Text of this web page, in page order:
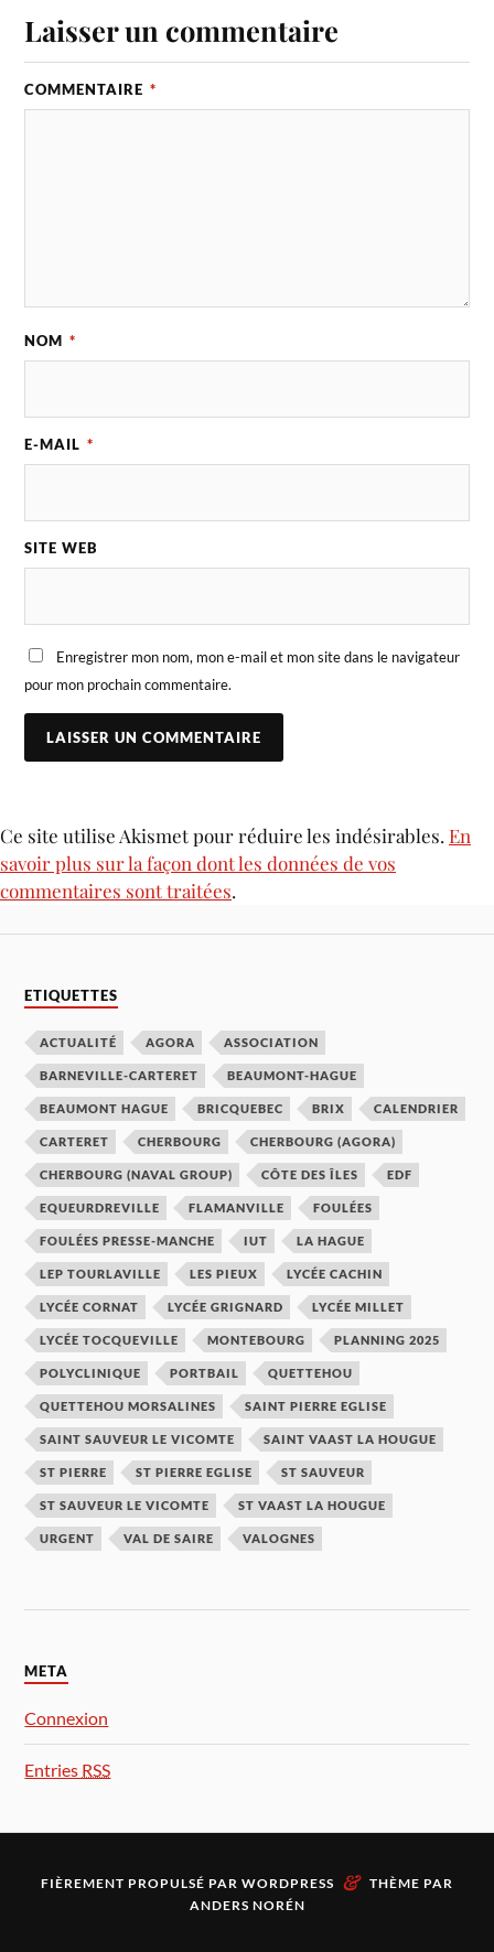
Laisser un commentaire
COMMENTAIRE *
NOM *
E-MAIL *
SITE WEB
Enregistrer mon nom, mon e-mail et mon site dans le navigateur
pour mon prochain commentaire.
Ce site utilise Akismet pour réduire les indésirables. En
savoir plus sur la façon dont les données de vos
commentaires sont traitées.
ETIQUETTES
ACTUALITÉ AGORA ASSOCIATION
BARNEVILLE-CARTERET BEAUMONT-HAGUE
BEAUMONT HAGUE BRICQUEBEC BRIX CALENDRIER
CARTERET CHERBOURG CHERBOURG (AGORA)
CHERBOURG (NAVAL GROUP) CÔTE DES ÎLES EDF
EQUEURDREVILLE FLAMANVILLE FOULÉES
FOULÉES PRESSE-MANCHE IUT LA HAGUE
LEP TOURLAVILLE LES PIEUX LYCÉE CACHIN
LYCÉE CORNAT LYCÉE GRIGNARD LYCÉE MILLET
LYCÉE TOCQUEVILLE MONTEBOURG PLANNING 2025
POLYCLINIQUE PORTBAIL QUETTEHOU
QUETTEHOU MORSALINES SAINT PIERRE EGLISE
SAINT SAUVEUR LE VICOMTE SAINT VAAST LA HOUGUE
ST PIERRE ST PIERRE EGLISE ST SAUVEUR
ST SAUVEUR LE VICOMTE ST VAAST LA HOUGUE
URGENT VAL DE SAIRE VALOGNES
META
Connexion
Entries RSS
FIÈREMENT PROPULSÉ PAR WORDPRESS & THÈME PAR
ANDERS NORÉN